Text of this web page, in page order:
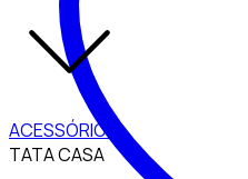
ACESSÓRIOS
TATA CASA